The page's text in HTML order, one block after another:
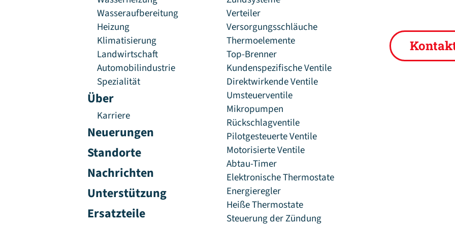
Wasseraufbereitung
Heizung
Klimatisierung
Landwirtschaft
Automobilindustrie
Spezialität
Über
Karriere
Neuerungen
Standorte
Nachrichten
Unterstützung
Ersatzteile
Verteiler
Versorgungsschläuche
Thermoelemente
Top-Brenner
Kundenspezifische Ventile
Direktwirkende Ventile
Umsteuerventile
Mikropumpen
Rückschlagventile
Pilotgesteuerte Ventile
Motorisierte Ventile
Abtau-Timer
Elektronische Thermostate
Energieregler
Heiße Thermostate
Steuerung der Zündung